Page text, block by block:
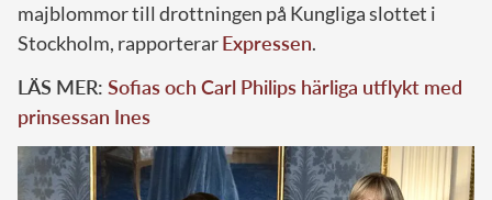
majblommor till drottningen på Kungliga slottet i
Stockholm, rapporterarExpressen.
LÄS MER: Sofias och Carl Philips härliga utflykt med
prinsessan Ines